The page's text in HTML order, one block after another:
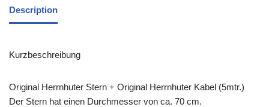
Description
Kurzbeschreibung
Original Herrnhuter Stern + Original Herrnhuter Kabel (5mtr.)
Der Stern hat einen Durchmesser von ca. 70 cm.